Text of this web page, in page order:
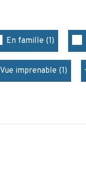
En famille (1)
Vue imprenable (1)